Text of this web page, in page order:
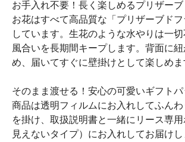
お手入れ不要！長く楽しめるプリザー
お花はすべて高品質な「プリザーブド
しています。生花のような水やりは一
風合いを長期間キープします。背面に
め、届いてすぐに壁掛けとして楽しめま
そのまま渡せる！安心の可愛いギフト
商品は透明フィルムにお入れしてふん
を掛け、取扱説明書と一緒にリース専
見えないタイプ）にお入れしてお届けし